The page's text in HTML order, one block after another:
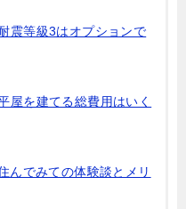
震等級3はオプションで
屋を建てる総費用はいく
んでみての体験談とメリ